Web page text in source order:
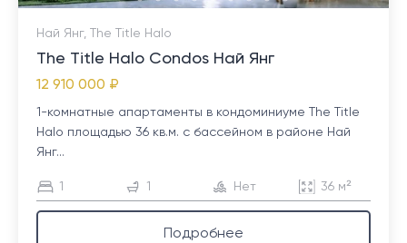
Най Янг, The Title Halo
The Title Halo Condos Най Янг
12 910 000 ₽
1-комнатные апартаменты в кондоминиуме The Title
Halo площадью 36 кв.м. с бассейном в районе Най
Янг...
1 1 Нет 36 м²
Подробнее